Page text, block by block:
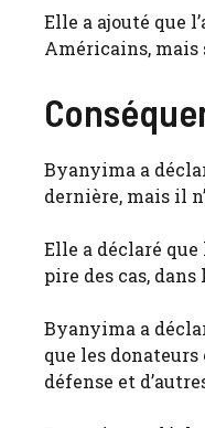
Elle a ajouté que
Américains, mais
Byanyima a
dernière, mais il
Elle a déclaré
pire des cas,
Byanyima a
que les
défense et